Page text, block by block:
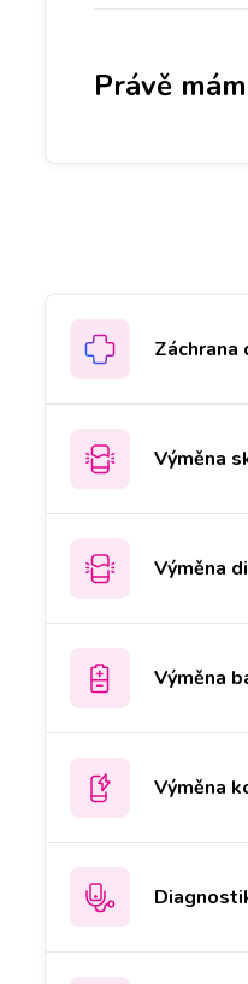
Právě
Záchrana
Výměna
Výměna
Výměna
Výměna